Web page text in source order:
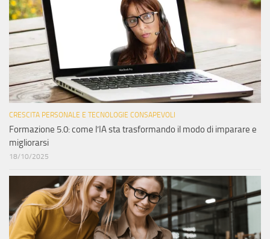
CRESCITA PERSONALE E TECNOLOGIE CONSAPEVOLI
Formazione 5.0: come l’IA sta trasformando il modo di imparare e
migliorarsi
18/10/2025